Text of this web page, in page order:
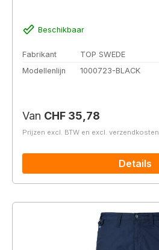
Beschikbaar
Fabrikant
TOP SWEDE
Modellenlijn
1000723-BLACK
Normale prijs:
Van CHF 35,78
Prijzen excl. BTW en excl. verzendkosten
Details